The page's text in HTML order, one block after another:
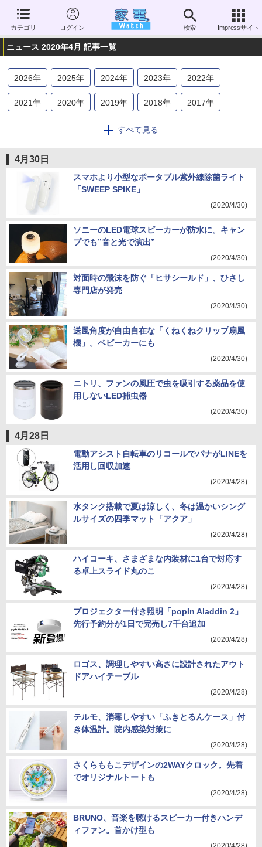
カテゴリ ログイン 検索 Impressサイト
ニュース 2020年4月 記事一覧
2026年 2025年 2024年 2023年 2022年
2021年 2020年 2019年 2018年 2017年
2014年 2013
2006 年
すべて見る
4月30日
スマホより小型なポータブル紫外線除菌ライト
「SWEEP SPIKE」
(2020/4/30)
ソニーのLED電球スピーカーが防水に。キャン
プでも”音と光で演出”
(2020/4/30)
対面時の飛沫を防ぐ「ヒサシールド」、ひさし
専門店が発売
(2020/4/30)
送風角度が自由自在な「くねくねクリップ扇風
機」。ベビーカーにも
(2020/4/30)
ニトリ、ファンの風圧で虫を吸引する薬品を使
用しないLED捕虫器
(2020/4/30)
4月28日
電動アシスト自転車のリコールでパナがLINEを
活用し回収加速
(2020/4/28)
水タンク搭載で夏は涼しく、冬は温かいシング
ルサイズの四季マット「アクア」
(2020/4/28)
ハイコーキ、さまざまな内装材に1台で対応す
る卓上スライド丸のこ
(2020/4/28)
プロジェクター付き照明「popIn Aladdin 2」
先行予約分が1日で完売し7千台追加
(2020/4/28)
ロゴス、調理しやすい高さに設計されたアウト
ドアハイテーブル
(2020/4/28)
テルモ、消毒しやすい「ふきとるんケース」付
き体温計。院内感染対策に
(2020/4/28)
さくらももこデザインの2WAYクロック。先着
でオリジナルトートも
(2020/4/28)
BRUNO、音楽を聴けるスピーカー付きハンデ
ィファン。首かけ型も